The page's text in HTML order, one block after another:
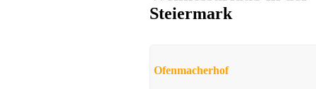
Steiermark
Ofenmacherhof